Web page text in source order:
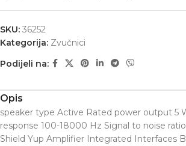
SKU: 36252
Kategorija: Zvučnici
Podijeli na:
Opis
speaker type Active Rated power output 5
response 100-18000 Hz Signal to noise
Shield Yup Amplifier Integrated Interfaces